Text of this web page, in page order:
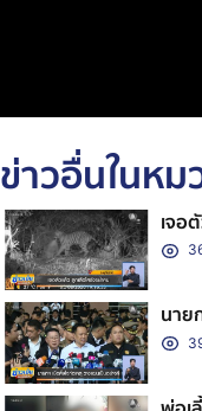
ข่าวอื่นในหม
เจอ
นาย